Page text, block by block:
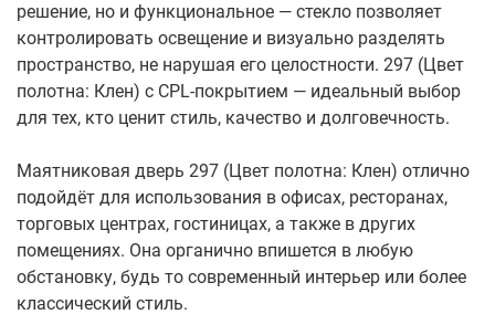
решение, но и функциональное — стекло позволяет
контролировать освещение и визуально разделять
пространство, не нарушая его целостности. 297 (Цвет
полотна: Клен) с CPL-покрытием — идеальный выбор
для тех, кто ценит стиль, качество и долговечность.
Маятниковая дверь 297 (Цвет полотна: Клен) отлично
подойдёт для использования в офисах, ресторанах,
торговых центрах, гостиницах, а также в других
помещениях. Она органично впишется в любую
обстановку, будь то современный интерьер или более
классический стиль.